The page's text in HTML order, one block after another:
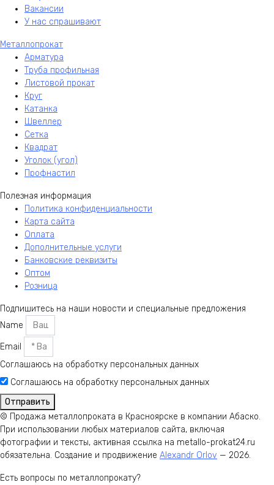
Вакансии
У нас спрашивают
Металлопрокат
Арматура
Труба профильная
Листовой прокат
Круг
Катанка
Швеллер
Сетка
Квадрат
Уголок (угол)
Профнастил
Полезная информация
Политика конфиденциальности
Карта сайта
Оплата
Дополнительные услуги
Банковские реквизиты
Оптом
Розница
Подпишитесь на наши новости и специальные предложения
Name
Email
Соглашаюсь на обработку персональных данных
Соглашаюсь на обработку персональных данных
Отправить
© Продажа металлопроката в Красноярске в компании Абаско.
При использовании любых материалов сайта, включая
фотографии и тексты, активная ссылка на metallo-prokat24.ru
обязательна. Создание и продвижение Alexandr Orlov — 2026.
Есть вопросы по металлопрокату?